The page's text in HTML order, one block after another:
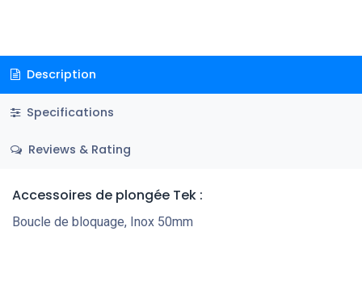
Description
Specifications
Reviews & Rating
Accessoires de plongée Tek :
Boucle de bloquage, Inox 50mm